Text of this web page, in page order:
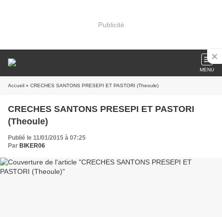
Publicité
MENU
Accueil » CRECHES SANTONS PRESEPI ET PASTORI (Theoule)
CRECHES SANTONS PRESEPI ET PASTORI
(Theoule)
Publié le 11/01/2015 à 07:25
Par BIKER06